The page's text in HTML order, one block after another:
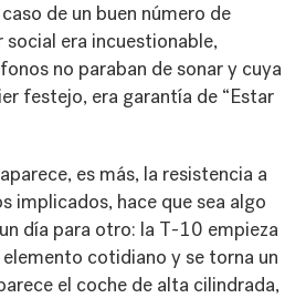
de un buen número de
era incuestionable,
no paraban de sonar y cuya
festejo, era garantía de “Estar
es más, la resistencia a
implicados, hace que sea algo
día para otro: la T-10 empieza
cotidiano y se torna un
el coche de alta cilindrada,